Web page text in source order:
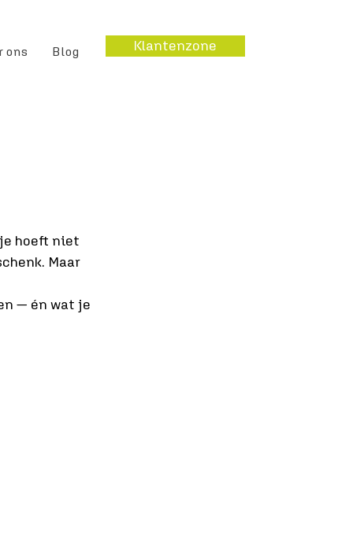
ons Blog Klantenzone
hoeft niet
Maar
— én wat je